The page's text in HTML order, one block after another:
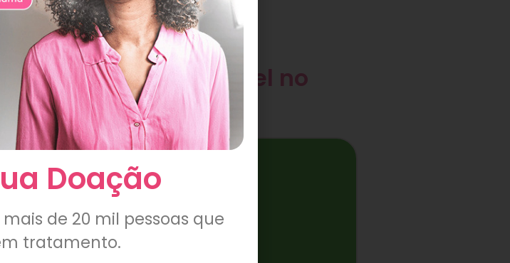
saudável no
Doação
de 20 mil pessoas que
tratamento.